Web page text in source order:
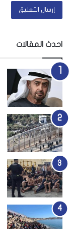
احدث المقالات